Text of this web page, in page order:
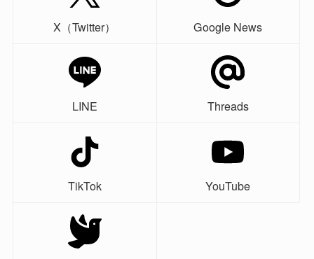
X（Twitter） Google News
LINE Threads
TikTok YouTube